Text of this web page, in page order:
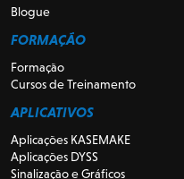
Blogue
FORMAÇÃO
Formação
Cursos de Treinamento
APLICATIVOS
Aplicações KASEMAKE
Aplicações DYSS
Sinalização e Gráficos